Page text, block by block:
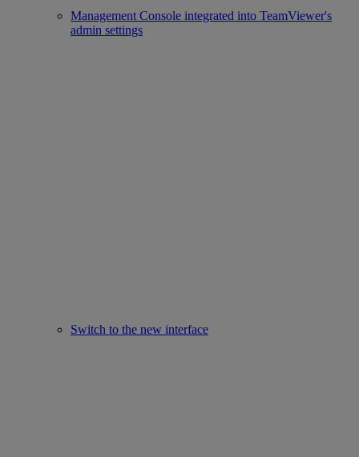
Management Console integrated into TeamViewer's
admin settings
Switch to the new interface